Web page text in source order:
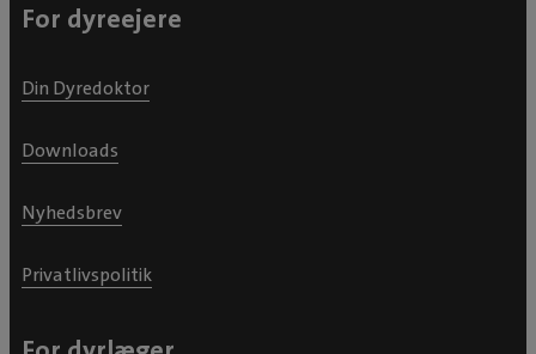
For dyreejere
Din Dyredoktor
Downloads
Nyhedsbrev
Privatlivspolitik